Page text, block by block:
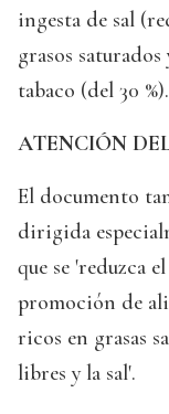
ingesta de sal
grasos
tabaco (del 30 %).
ATENCIÓN
El documento
dirigida
que se 'reduzca
promoción de
ricos en grasas
libres y la sal'.